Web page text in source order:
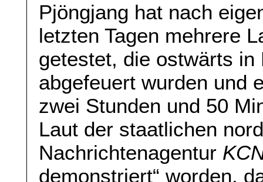
Pjöngjang hat nach
letzten Tagen mehrere
getestet, die ostwärts
abgefeuert wurden und
zwei Stunden und 50
Laut der staatlichen
Nachrichtenagentur
demonstriert“ worden,